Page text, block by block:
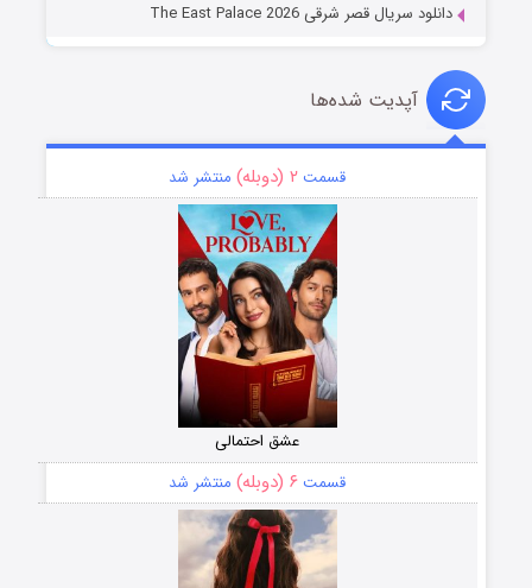
دانلود سریال قصر شرقی The East Palace 2026
آپدیت شده‌ها
قسمت ۲ (دوبله) منتشر شد
عشق احتمالی
قسمت ۶ (دوبله) منتشر شد